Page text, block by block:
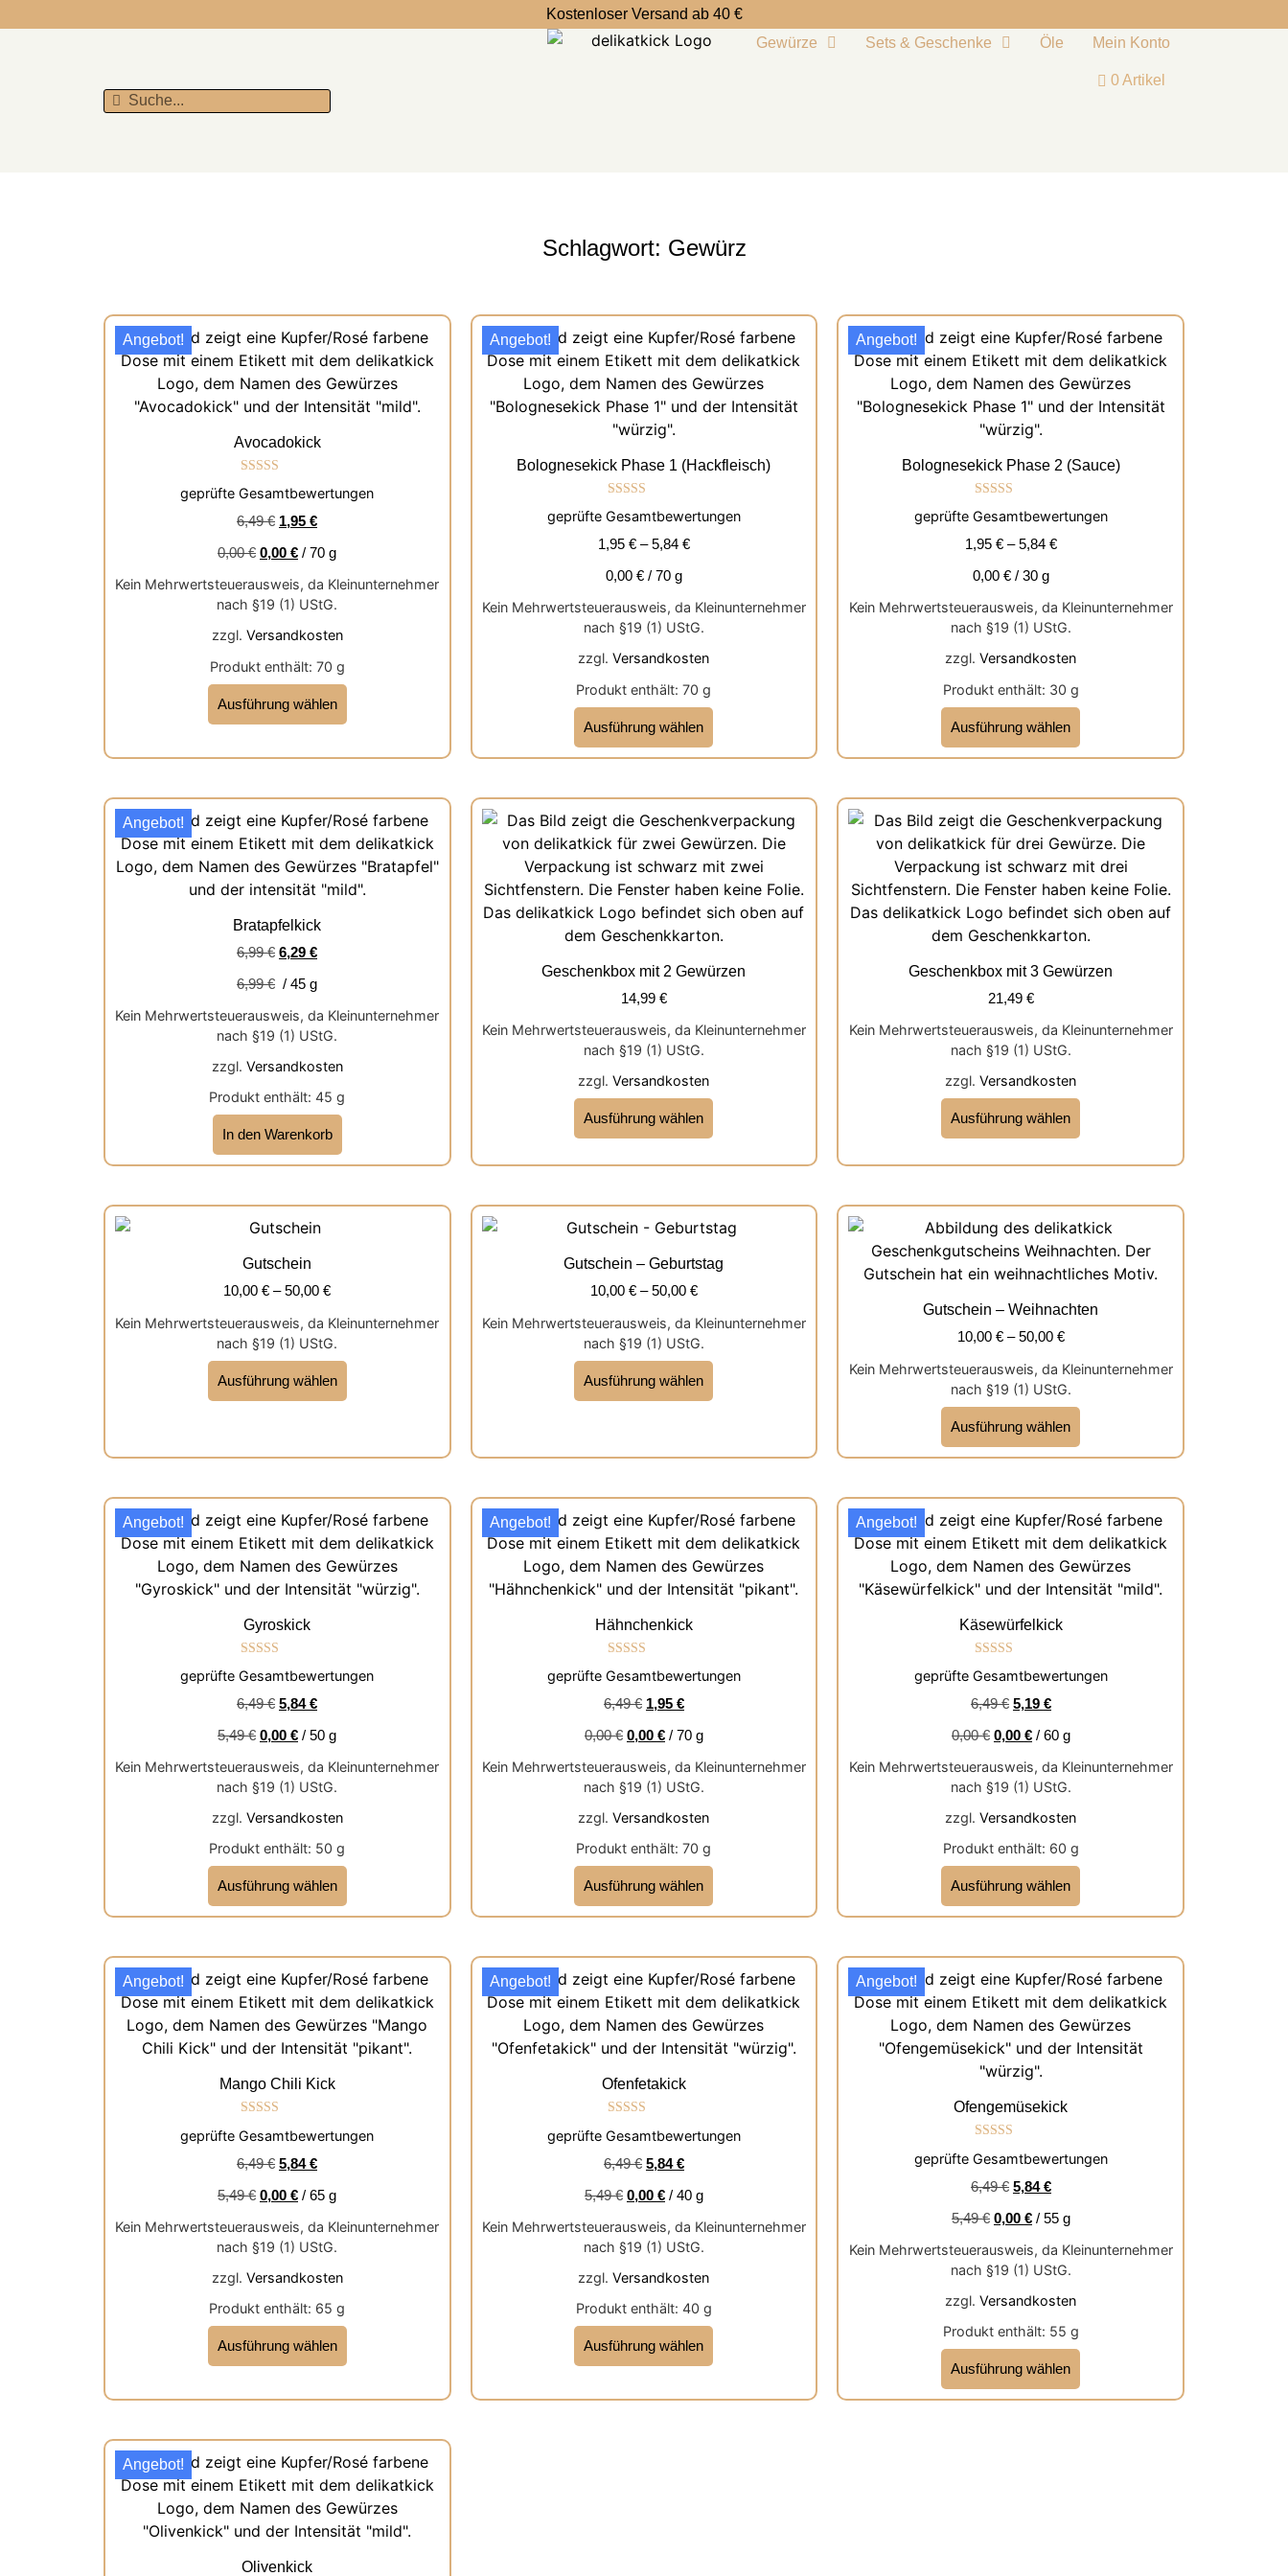
Kostenloser Versand ab 40 €
Gewürze
Sets & Geschenke Öle Mein Konto
0 Artikel
Schlagwort: Gewürz
Angebot!
Avocadokick
Bewertet mit
5.00
geprüfte Gesamtbewertungen
6,49€ 1,95 €
0,00€ 0,00 € / 70 g
Kein Mehrwertsteuerausweis, da Kleinunternehmer
nach §19 (1) UStG.
zzgl. Versandkosten
Produkt enthält: 70 g
Ausführung wählen
Angebot!
Bolognesekick Phase 1 (Hackfleisch)
Bewertet mit
5.00
geprüfte Gesamtbewertungen
1,95 €–5,84 €
0,00 €/ 70 g
Kein Mehrwertsteuerausweis, da Kleinunternehmer
nach §19 (1) UStG.
zzgl.Versandkosten
Produkt enthält: 70g
Ausführung wählen
Angebot!
Bolognesekick Phase 2 (Sauce)
Bewertet mit
5.00
geprüfte Gesamtbewertungen
1,95 €–5,84 €
0,00 €/ 30 g
Kein Mehrwertsteuerausweis, da Kleinunternehmer
nach §19 (1) UStG.
zzgl.Versandkosten
Produkt enthält: 30 g
Ausführung wählen
Angebot!
Bratapfelkick
6,99€ 6,29 €
6,99€ / 45 g
Kein Mehrwertsteuerausweis, da Kleinunternehmer
nach §19 (1) UStG.
zzgl. Versandkosten
Produkt enthält: 45 g
In den Warenkorb
Geschenkbox mit 2 Gewürzen
14,99 €
Kein Mehrwertsteuerausweis, da Kleinunternehmer
nach §19 (1) UStG.
zzgl.Versandkosten
Ausführung wählen
Geschenkbox mit 3 Gewürzen
21,49 €
Kein Mehrwertsteuerausweis, da Kleinunternehmer
nach §19 (1) UStG.
zzgl.Versandkosten
Ausführung wählen
Gutschein
10,00 € –50,00 €
Kein Mehrwertsteuerausweis, da Kleinunternehmer
nach §19 (1) UStG.
Ausführung wählen
Gutschein – Geburtstag
10,00 €–50,00 €
Kein Mehrwertsteuerausweis, da Kleinunternehmer
nach §19 (1) UStG.
Ausführung wählen
Gutschein – Weihnachten
10,00 €–50,00 €
Kein Mehrwertsteuerausweis, da Kleinunternehmer
nach §19 (1) UStG.
Ausführung wählen
Angebot!
Gyroskick
Bewertet mit
5.00
geprüfte Gesamtbewertungen
6,49€ 5,84€
5,49€ 0,00 € / 50 g
Kein Mehrwertsteuerausweis, da Kleinunternehmer
nach §19 (1) UStG.
zzgl. Versandkosten
Produkt enthält: 50 g
Ausführung wählen
Angebot!
Hähnchenkick
Bewertet mit
5.00
geprüfte Gesamtbewertungen
6,49€ 1,95 €
0,00€ 0,00 €/ 70 g
Kein Mehrwertsteuerausweis, da Kleinunternehmer
nach §19 (1) UStG.
zzgl.Versandkosten
Produkt enthält: 70g
Ausführung wählen
Angebot!
Käsewürfelkick
Bewertet mit
5.00
geprüfte Gesamtbewertungen
6,49€ 5,19 €
0,00€ 0,00 €/ 60 g
Kein Mehrwertsteuerausweis, da Kleinunternehmer
nach §19 (1) UStG.
zzgl.Versandkosten
Produkt enthält: 60 g
Ausführung wählen
Angebot!
Mango Chili Kick
Bewertet mit
5.00
geprüfte Gesamtbewertungen
6,49€ 5,84€
5,49€ 0,00 € / 65 g
Kein Mehrwertsteuerausweis, da Kleinunternehmer
nach §19 (1) UStG.
zzgl. Versandkosten
Produkt enthält: 65 g
Ausführung wählen
Angebot!
Ofenfetakick
Bewertet mit
5.00
geprüfte Gesamtbewertungen
6,49€ 5,84€
5,49€ 0,00 €/ 40 g
Kein Mehrwertsteuerausweis, da Kleinunternehmer
nach §19 (1) UStG.
zzgl.Versandkosten
Produkt enthält: 40 g
Ausführung wählen
Angebot!
Ofengemüsekick
Bewertet mit
5.00
geprüfte Gesamtbewertungen
6,49€ 5,84€
5,49€ 0,00 €/ 55 g
Kein Mehrwertsteuerausweis, da Kleinunternehmer
nach §19 (1) UStG.
zzgl.Versandkosten
Produkt enthält: 55 g
Ausführung wählen
Angebot!
Olivenkick